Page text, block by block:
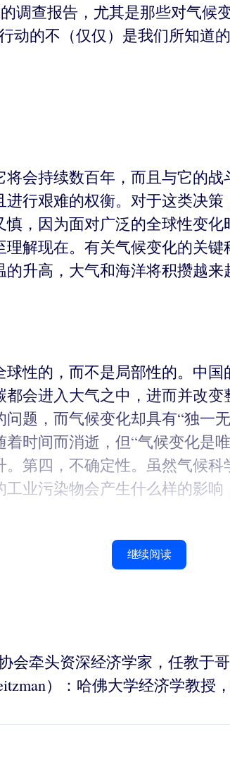
调查报告，尤其是那些对气候
动的不（仅仅）是我们所知道
会持续数百年，而且与它的
行艰难的权衡。对于这类决
，因为面对广泛的全球性变
解现在。有关气候变化的关
升高，大气和海洋将积攒越
性的，而不是局部性的。中
会进入大气之中，进而并改
题，而气候变化却具有“独一
时间而消逝，但“气候变化是
第四，不确定性。虽然气候
业污染物会产生什么样的影
继续阅读
协会牵头资深经济学家，任教
）：哈佛大学经济学教授